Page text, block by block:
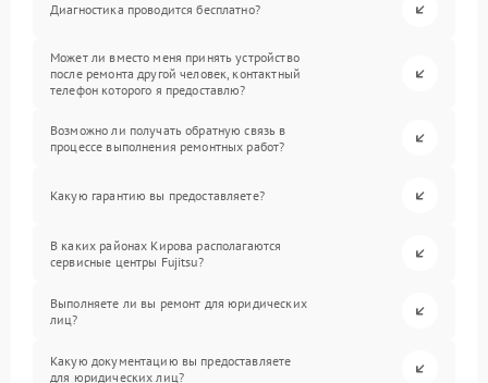
Диагностика проводится бесплатно?
Может ли вместо меня принять устройство
после ремонта другой человек, контактный
телефон которого я предоставлю?
Возможно ли получать обратную связь в
процессе выполнения ремонтных работ?
Какую гарантию вы предоставляете?
В каких районах Кирова располагаются
сервисные центры Fujitsu?
Выполняете ли вы ремонт для юридических
лиц?
Какую документацию вы предоставляете
для юридических лиц?